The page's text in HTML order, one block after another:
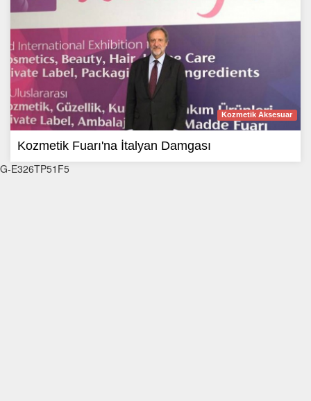
Kozmetik Aksesuar
Kozmetik Fuarı'na İtalyan Damgası
G-E326TP51F5